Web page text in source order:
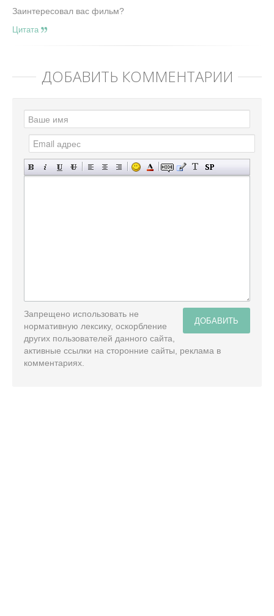
Заинтересовал вас фильм?
Цитата
ДОБАВИТЬ КОММЕНТАРИЙ
ДОБАВИТЬ
Запрещено использовать не
нормативную лексику, оскорбление
других пользователей данного сайта,
активные ссылки на сторонние сайты, реклама в
комментариях.